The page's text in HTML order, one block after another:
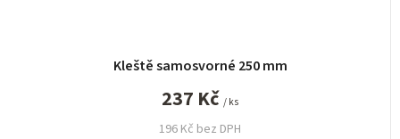
Kleště samosvorné 250 mm
196 Kč bez DPH
237 Kč / ks